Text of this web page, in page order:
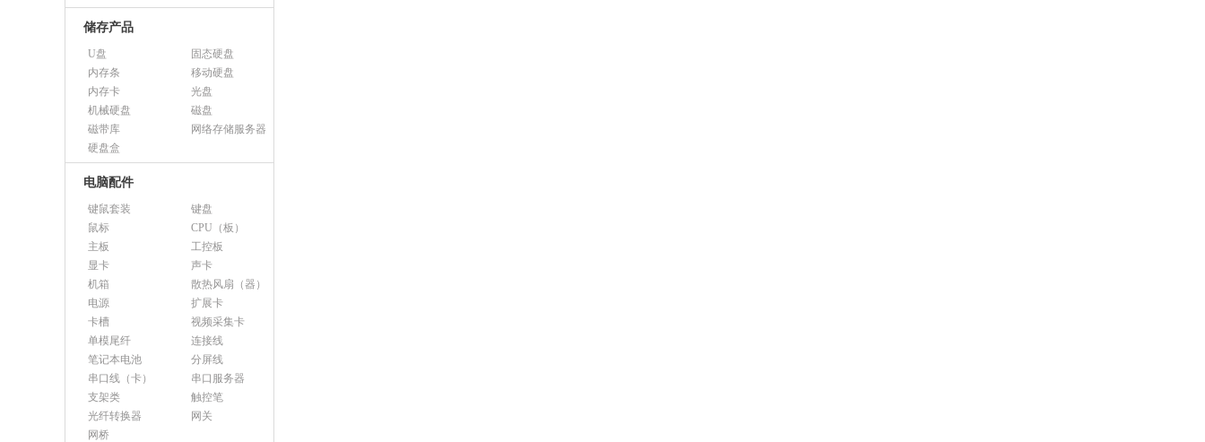
储存产品
U盘
固态硬盘
内存条
移动硬盘
内存卡
光盘
机械硬盘
磁盘
磁带库
网络存储服务器
硬盘盒
电脑配件
键鼠套装
键盘
鼠标
CPU（板）
主板
工控板
显卡
声卡
机箱
散热风扇（器）
电源
扩展卡
卡槽
视频采集卡
单模尾纤
连接线
笔记本电池
分屏线
串口线（卡）
串口服务器
支架类
触控笔
光纤转换器
网关
网桥